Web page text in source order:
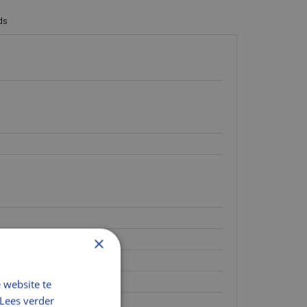
steeds naar
×
website te
Lees verder